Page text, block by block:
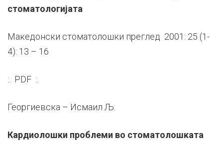
стоматологијата
Македонски стоматолошки преглед 2001: 25 (1-
4): 13 – 16
:. PDF :.
Георгиевска – Исмаил Љ.
Кардиолошки проблеми во стоматолошката